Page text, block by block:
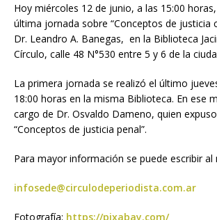
Hoy miércoles 12 de junio, a las 15:00
última jornada sobre “Conceptos de justicia
Dr. Leandro A. Banegas, en la Biblioteca
Círculo, calle 48 N°530 entre 5 y 6 de la
La primera jornada se realizó el último
18:00 horas en la misma Biblioteca. En ese
cargo de Dr. Osvaldo Dameno, quien
“Conceptos de justicia penal”.
Para mayor información se puede escribir al
infosede@circulodeperiodista.com.ar
Fotografía: https://pixabay.com/